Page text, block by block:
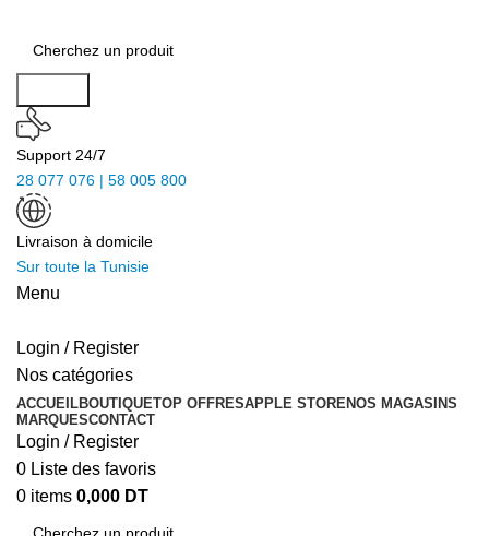
Support 24/7
28 077 076 | 58 005 800
Livraison à domicile
Sur toute la Tunisie
Menu
Login / Register
Nos catégories
ACCUEILBOUTIQUETOP OFFRESAPPLE STORENOS MAGASINS
MARQUESCONTACT
Login / Register
0 Liste des favoris
0 items 0,000 DT